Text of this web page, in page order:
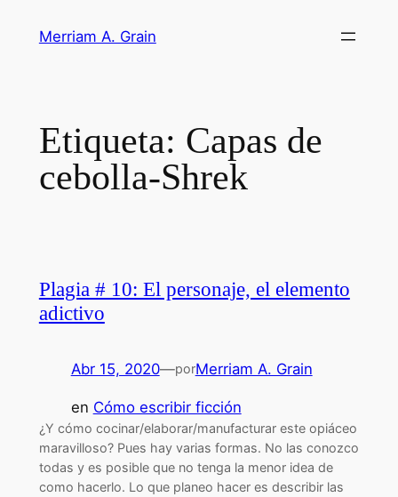
Merriam A. Grain
Etiqueta: Capas de
cebolla-Shrek
Plagia # 10: El personaje, el elemento
adictivo
Abr 15, 2020—porMerriam A. Grain
en Cómo escribir ficción
¿Y cómo cocinar/elaborar/manufacturar este opiáceo
maravilloso? Pues hay varias formas. No las conozco
todas y es posible que no tenga la menor idea de
como hacerlo. Lo que planeo hacer es describir las